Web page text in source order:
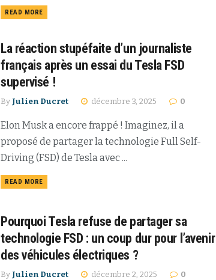
READ MORE
La réaction stupéfaite d’un journaliste
français après un essai du Tesla FSD
supervisé !
By Julien Ducret décembre 3, 2025 0
Elon Musk a encore frappé ! Imaginez, il a
proposé de partager la technologie Full Self-
Driving (FSD) de Tesla avec ...
READ MORE
Pourquoi Tesla refuse de partager sa
technologie FSD : un coup dur pour l’avenir
des véhicules électriques ?
By Julien Ducret décembre 2, 2025 0